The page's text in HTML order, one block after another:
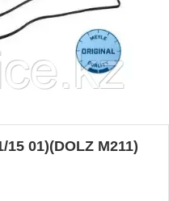
15 01)(DOLZ M211)